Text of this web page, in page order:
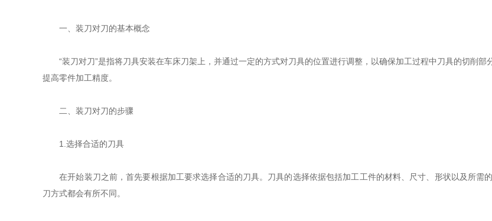
一、装刀对刀的基本概念
“装刀对刀”是指将刀具安装在车床刀架上，并通过一定的方式对刀具的位置进行调整，以确保加工过程中刀具的切削部
提高零件加工精度。
二、装刀对刀的步骤
1.选择合适的刀具
在开始装刀之前，首先要根据加工要求选择合适的刀具。刀具的选择依据包括加工工件的材料、尺寸、形状以及所需
刀方式都会有所不同。